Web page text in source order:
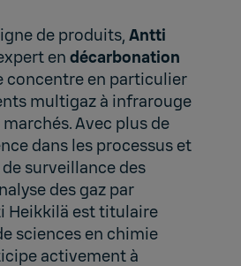
de produits,Antti
endécarbonation
concentre en particulier
multigaz à infrarouge
Avec plus de
dans les processus et
surveillance des
des gaz par
Heikkilä est titulaire
sciences en chimie
activement à